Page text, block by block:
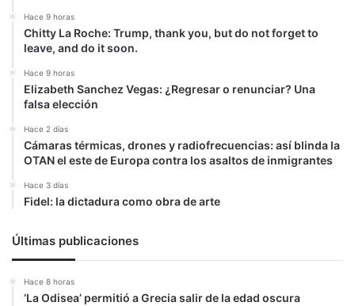
Hace 9 horas
Chitty La Roche: Trump, thank you, but do not forget to
leave, and do it soon.
Hace 9 horas
Elizabeth Sanchez Vegas: ¿Regresar o renunciar? Una
falsa elección
Hace 2 días
Cámaras térmicas, drones y radiofrecuencias: así blinda la
OTAN el este de Europa contra los asaltos de inmigrantes
Hace 3 días
Fidel: la dictadura como obra de arte
Últimas publicaciones
Hace 8 horas
‘La Odisea’ permitió a Grecia salir de la edad oscura